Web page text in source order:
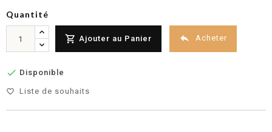
Quantité
 Ajouter au Panier  Acheter
 Disponible
favorite_border Liste de souhaits